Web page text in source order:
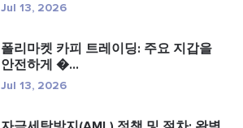
Jul 13, 2026
폴리마켓 카피 트레이딩: 주요 지갑을
안전하게 �...
Jul 13, 2026